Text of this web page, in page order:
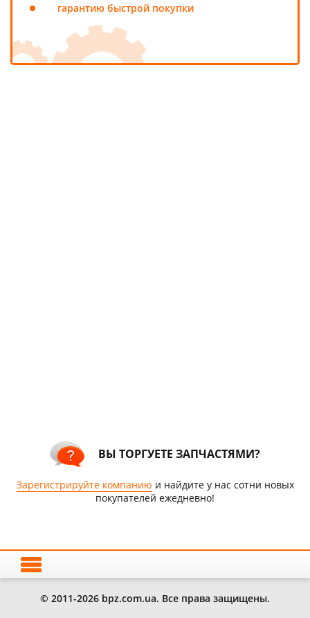
гарантию быстрой покупки
ВЫ ТОРГУЕТЕ ЗАПЧАСТЯМИ?
Зарегистрируйте компанию и найдите у нас сотни новых
покупателей ежедневно!
© 2011-2026 bpz.com.ua. Все права защищены.